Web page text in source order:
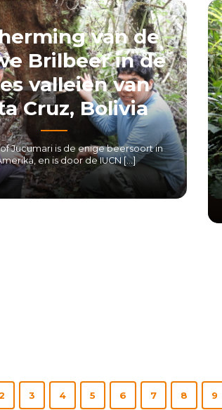
van de
Brilbeer in de
valleien van
Cruz, Bolivia
Jucumari is de enige beersoort in
en is door de IUCN […]
LEES MEER
3 4 5 6 7 8 9